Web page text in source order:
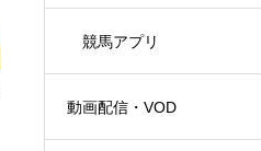
競馬アプリ
動画配信・VOD